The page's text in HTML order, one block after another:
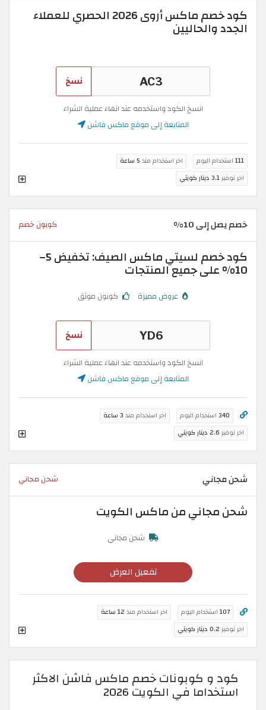
كود خصم ماكس أروى 2026 الحصري للعملاء
الجدد والحاليين
نسخ
انسخ الكود واستخدمه عند انهاء عملية الشراء
المتابعة إلى موقع ماكس فاشن
111 استخدام اليوم اخر استخدام منذ 5 ساعة
اخر توفير3.1 دينار كويتي
خصم يصل إلى 10% كوبون خصم
كود خصم لسيتي ماكس الصيف: تخفيض 5–
10% على جميع المنتجات
عروض مميزة كوبون موثق
نسخ
انسخ الكود واستخدمه عند انهاء عملية الشراء
المتابعة إلى موقع ماكس فاشن
340 استخدام اليوم اخر استخدام منذ 3 ساعة
اخر توفير 2.6 دينار كويتي
شحن مجاني شحن مجاني
شحن مجاني من ماكس الكويت
شحن مجاني
تفعيل العرض
107 استخدام اليوم اخر استخدام منذ 12 ساعة
اخر توفير 0.2 دينار كويتي
كود و كوبونات خصم ماكس فاشن الاكثر
استخداما في الكويت 2026